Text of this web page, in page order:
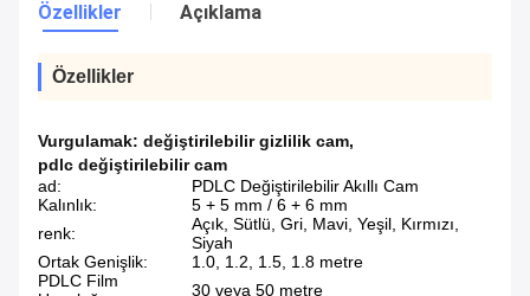
Özellikler Açıklama
Özellikler
Vurgulamak: değiştirilebilir gizlilik cam,
pdlc değiştirilebilir cam
ad:
PDLC Değiştirilebilir Akıllı Cam
Kalınlık:
5 + 5 mm / 6 + 6 mm
renk:
Açık, Sütlü, Gri, Mavi, Yeşil, Kırmızı,
Siyah
Ortak Genişlik:
1.0, 1.2, 1.5, 1.8 metre
PDLC Film
30 veya 50 metre